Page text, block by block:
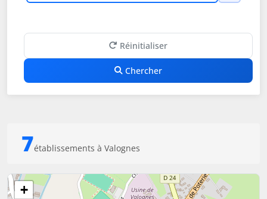
Réinitialiser
Chercher
7établissements à Valognes
+